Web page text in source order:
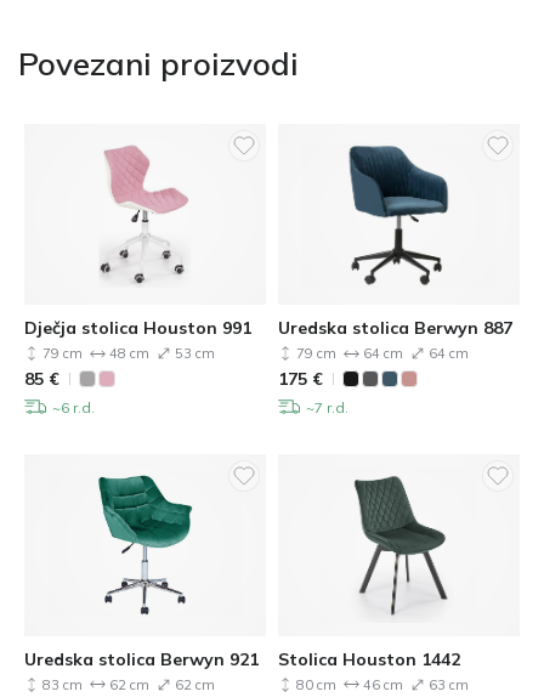
Povezani proizvodi
Dječja stolica Houston 991
79 cm 48 cm 53 cm
85 €
~6 r.d.
Uredska stolica Berwyn 887
79 cm 64 cm 64 cm
175 €
~7 r.d.
Uredska stolica Berwyn 921
83 cm 62 cm 62 cm
Stolica Houston 1442
80 cm 46 cm 63 cm